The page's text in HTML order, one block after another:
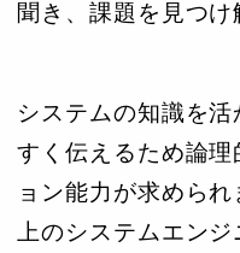
聞き、課題を見つけ
システムの知識を
すく伝えるため論
ョン能力が求めら
上のシステムエン